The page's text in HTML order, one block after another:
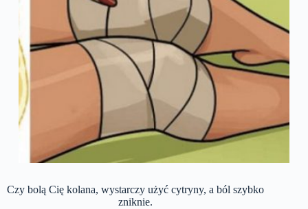
Czy bolą Cię kolana, wystarczy użyć cytryny, a ból szybko
zniknie.